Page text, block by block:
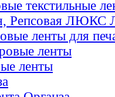
текстильные
Репсовая ЛЮКС
ленты для
ленты
ленты